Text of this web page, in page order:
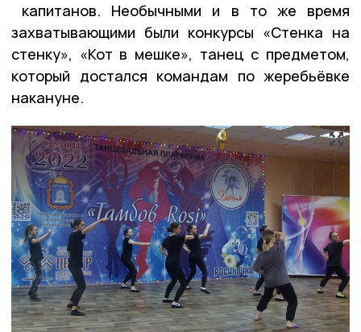
капитанов. Необычными и в то же время
захватывающими были конкурсы «Стенка на
стенку», «Кот в мешке», танец с предметом,
который достался командам по жеребьёвке
накануне.